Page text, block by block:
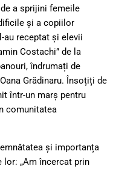
a sprijini femeile
și a copiilor
au receptat și elevii
Costachi” de la
îndrumați de
Grădinaru. Însoțiți de
într-un marș pentru
comunitatea
și importanța
„Am încercat prin